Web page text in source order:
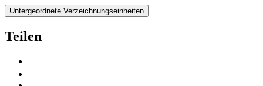
Untergeordnete Verzeichnungseinheiten
Teilen